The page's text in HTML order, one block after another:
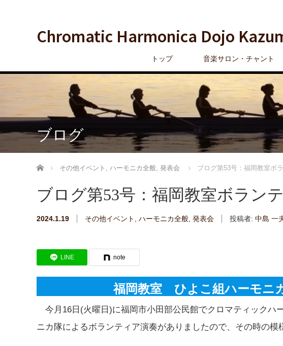
Chromatic Harmonica Dojo
トップ 音楽サロン・チャント
ブログ
ホーム その他イベント , ハーモニカ全般, 発表会 ブログ第53号：福岡教室ボ
ブログ第53号：福岡教室ボラン
2024.1.19 その他イベント , ハーモニカ全般, 発表会 投稿者: 中島 一
LINE note
福岡教室 ひよこ組ハーモニ
今月16日(火曜日)に福岡市小田部公民館でクロマティックハ
ニカ隊によるボランティア演奏がありましたので、その時の模